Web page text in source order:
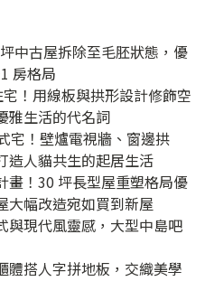
中古屋拆除至毛胚狀態，優
房格局
！用線板與拱形設計修飾空
雅生活的代名詞
宅！壁爐電視牆、窗邊拱
造人貓共生的起居生活
畫！30 坪長型屋重塑格局優
大幅改造宛如買到新屋
與現代風靈感，大型中島吧
體搭人字拼地板，交織美學